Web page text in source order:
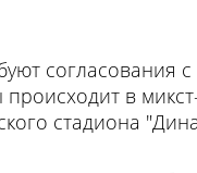
согласования
в
стадиона